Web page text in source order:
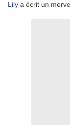
Lily a écrit un